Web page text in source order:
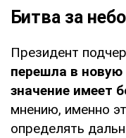
Битва за небо
Президент
перешла в новую
значение имеет
мнению, именно
определять